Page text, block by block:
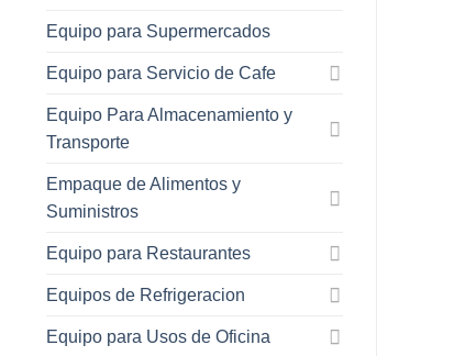
Equipo para Supermercados
Equipo para Servicio de Cafe
Equipo Para Almacenamiento y
Transporte
Empaque de Alimentos y
Suministros
Equipo para Restaurantes
Equipos de Refrigeracion
Equipo para Usos de Oficina